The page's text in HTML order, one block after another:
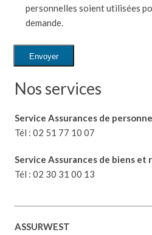
personnelles soient utilisées
demande.
Envoyer
Nos services
Service Assurances de
Tél : 02 51 77 10 07
Service Assurances de biens et
Tél : 02 30 31 00 13
ASSURWEST